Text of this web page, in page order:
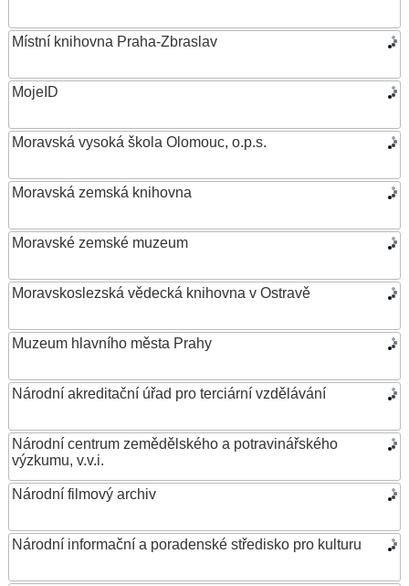
Místní knihovna Praha-Zbraslav
MojeID
Moravská vysoká škola Olomouc, o.p.s.
Moravská zemská knihovna
Moravské zemské muzeum
Moravskoslezská vědecká knihovna v Ostravě
Muzeum hlavního města Prahy
Národní akreditační úřad pro terciární vzdělávání
Národní centrum zemědělského a potravinářského
výzkumu, v.v.i.
Národní filmový archiv
Národní informační a poradenské středisko pro kulturu